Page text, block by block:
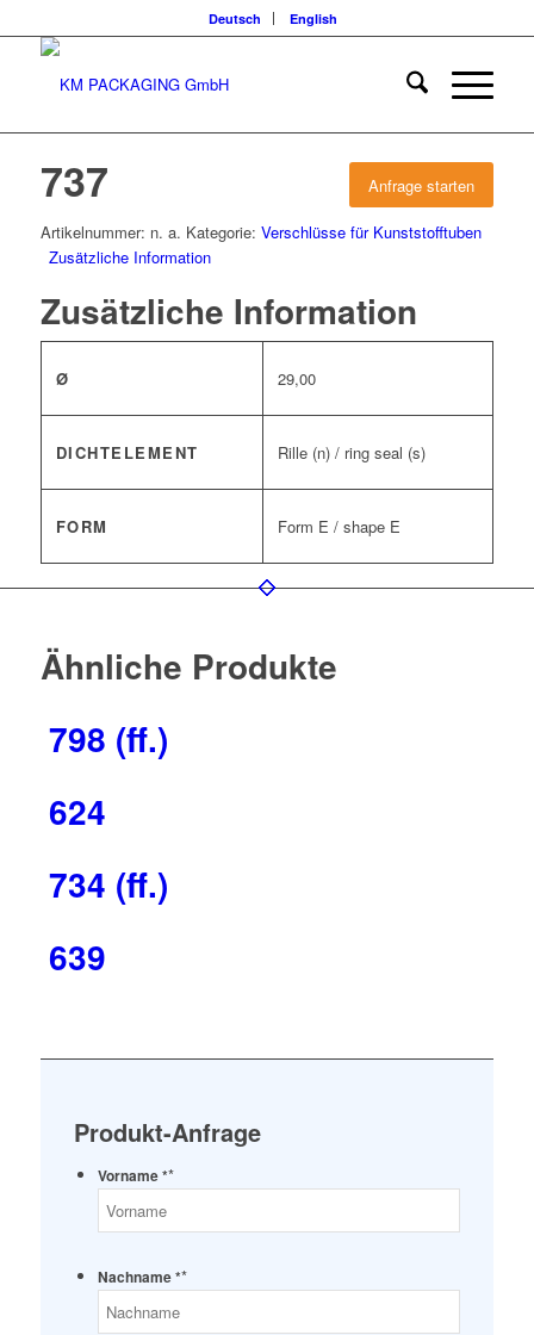
Deutsch English
Anfrage starten
737
Artikelnummer: n. a. Kategorie: Verschlüsse für Kunststofftuben
Zusätzliche Information
Zusätzliche Information
Ø 29,00
DICHTELEMENT Rille (n) / ring seal (s)
FORM Form E / shape E
Ähnliche Produkte
798 (ff.)
624
734 (ff.)
639
Produkt-Anfrage
Vorname **
Nachname **